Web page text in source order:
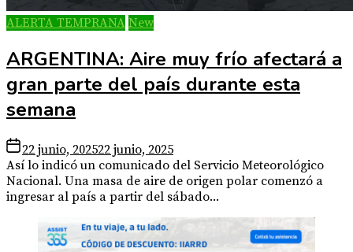
ALERTA TEMPRANA New
ARGENTINA: Aire muy frío afectará a
gran parte del país durante esta
semana
22 junio, 202522 junio, 2025
Así lo indicó un comunicado del Servicio Meteorológico
Nacional. Una masa de aire de origen polar comenzó a
ingresar al país a partir del sábado...